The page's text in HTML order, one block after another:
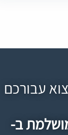
עבורכם
ב-